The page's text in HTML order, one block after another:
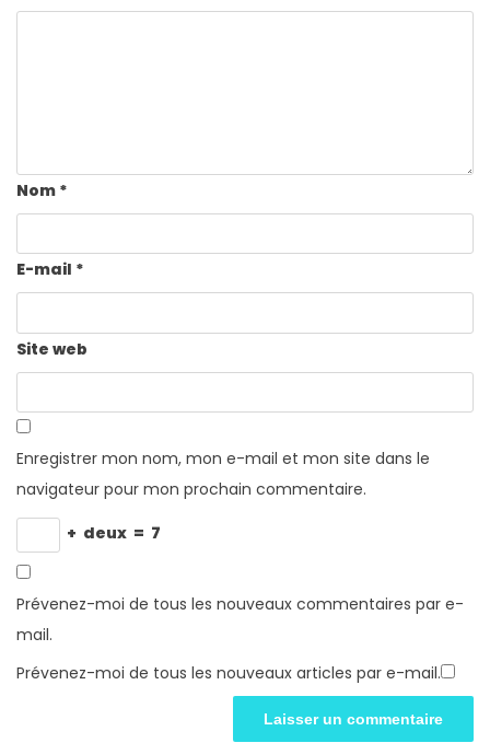
Nom *
E-mail *
Site web
Enregistrer mon nom, mon e-mail et mon site dans le
navigateur pour mon prochain commentaire.
+ deux = 7
Prévenez-moi de tous les nouveaux commentaires par e-
mail.
Prévenez-moi de tous les nouveaux articles par e-mail.